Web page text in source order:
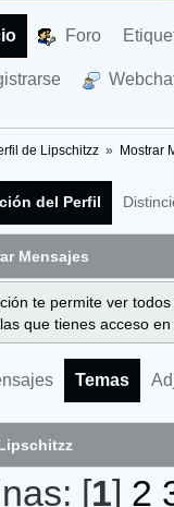
Foro
de Lipschitzz » Mostrar
del Perfil
Mensajes
te permite ver
que tienes acceso en
Temas
[1] 2